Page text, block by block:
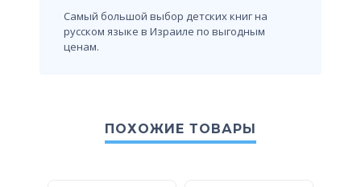
Самый большой выбор детских книг на
русском языке в Израиле по выгодным
ценам.
ПОХОЖИЕ ТОВАРЫ